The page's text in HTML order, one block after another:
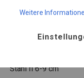
Stahl ca.fi 38 mm
Stahlfi 6-9 cm
Weitere